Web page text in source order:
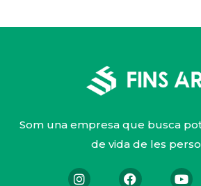
Som una empresa que busca
de vida de les